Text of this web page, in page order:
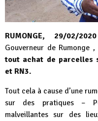
RUMONGE, 29/02/2020
Gouverneur de Rumonge
tout achat de parcelles
et RN3.
Tout cela à cause d’une
sur des pratiques –
malveillantes sur des